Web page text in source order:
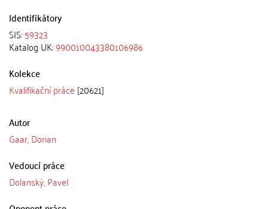
Identifikátory
SIS:59323
Katalog UK:990010043380106986
Kolekce
Kvalifikační práce [20621]
Autor
Gaar, Dorian
Vedoucí práce
Dolanský, Pavel